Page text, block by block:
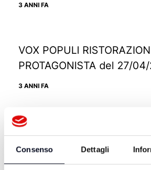
Consenso Dettagli
3 ANNI FA
VOX POPULI
PROTAGONISTA del 27/
3 ANNI FA
VOX POPULI NUOVA
CITTA' del 23/02/2023
3 ANNI FA